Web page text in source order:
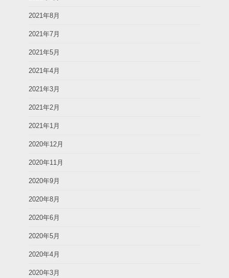
2021年8月
2021年7月
2021年5月
2021年4月
2021年3月
2021年2月
2021年1月
2020年12月
2020年11月
2020年9月
2020年8月
2020年6月
2020年5月
2020年4月
2020年3月